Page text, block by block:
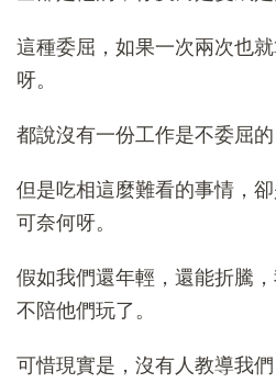
這種委屈，如果一次兩次也
呀。
都說沒有一份工作是不委屈的
但是吃相這麼難看的事情，
可奈何呀。
假如我們還年輕，還能折騰
不陪他們玩了。
可惜現實是，沒有人教導我